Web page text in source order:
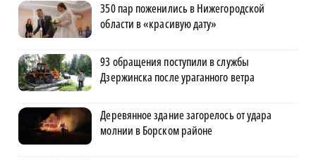
350 пар поженились в Нижегородской
области в «красивую дату»
93 обращения поступили в службы
Дзержинска после ураганного ветра
Деревянное здание загорелось от удара
молнии в Борском районе